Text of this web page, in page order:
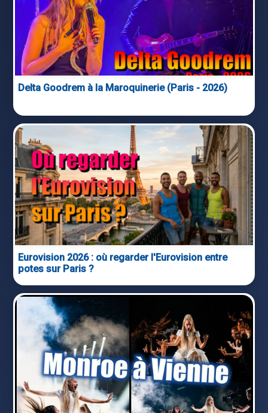
Delta Goodrem à la Maroquinerie (Paris - 2026)
Eurovision 2026 : où regarder l'Eurovision entre
potes sur Paris ?